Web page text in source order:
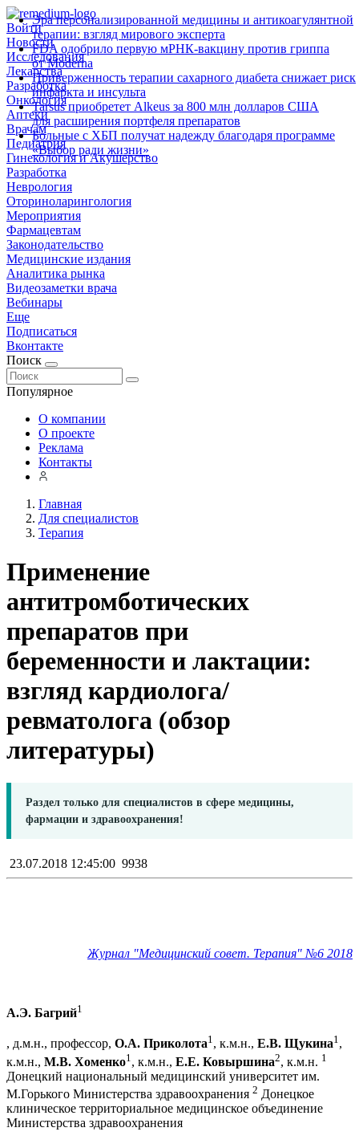
Войти
Новости
Исследования
Лекарства
Разработка
Онкология
Аптеки
Врачам
Педиатрия
Гинекология и Акушерство
Разработка
Неврология
Оториноларингология
Мероприятия
Фармацевтам
Законодательство
Медицинские издания
Аналитика рынка
Видеозаметки врача
Вебинары
Еще
Подписаться
Вконтакте
Поиск
Популярное
Эра персонализированной медицины и антикоагулянтной
терапии: взгляд мирового эксперта
FDA одобрило первую мРНК‑вакцину против гриппа
от Moderna
Приверженность терапии сахарного диабета снижает риск
инфаркта и инсульта
Tarsus приобретет Alkeus за 800 млн долларов США
для расширения портфеля препаратов
Больные с ХБП получат надежду благодаря программе
«Выбор ради жизни»
О компании
О проекте
Реклама
Контакты
Главная
Для специалистов
Терапия
Применение
антитромботических
препаратов при
беременности и лактации:
взгляд кардиолога/
ревматолога (обзор
литературы)
Раздел только для специалистов в сфере медицины,
фармации и здравоохранения!
23.07.2018 12:45:00 9938
Журнал "Медицинский совет. Терапия" №6 2018
А.Э. Багрий1
, д.м.н., профессор, О.А. Приколота1, к.м.н., Е.В. Щукина1,
к.м.н., М.В. Хоменко1 , к.м.н., Е.Е. Ковыршина2, к.м.н. 1
Донецкий национальный медицинский университет им.
М.Горького Министерства здравоохранения 2 Донецкое
клиническое территориальное медицинское объединение
Министерства здравоохранения